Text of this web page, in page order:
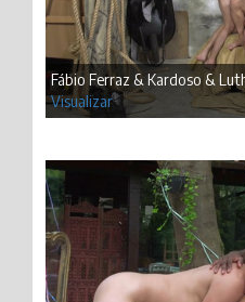
Fábio Ferraz & Kardoso &
Visualizar